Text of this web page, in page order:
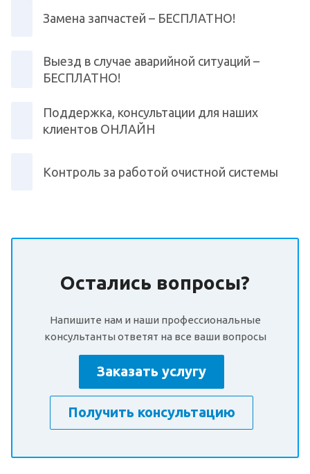
Замена запчастей – БЕСПЛАТНО!
Выезд в случае аварийной ситуаций –
БЕСПЛАТНО!
Поддержка, консультации для наших
клиентов ОНЛАЙН
Контроль за работой очистной системы
Остались вопросы?
Напишите нам и наши профессиональные
консультанты ответят на все ваши вопросы
Заказать услугу
Получить консультацию